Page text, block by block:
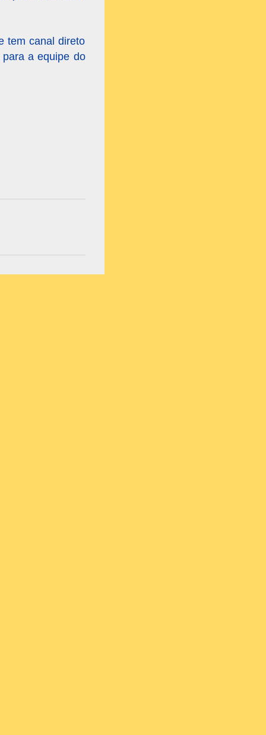
tem canal direto
a equipe do